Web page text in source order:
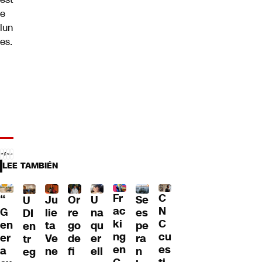
e
lun
es.
LEE TAMBIÉN
“
G
en
er
a
U
DI
en
tr
eg
Ju
lie
ta
Ve
ne
Or
re
go
de
fi
U
na
qu
er
ell
Fr
ac
ki
ng
en
Se
es
pe
ra
n
C
N
C
cu
es